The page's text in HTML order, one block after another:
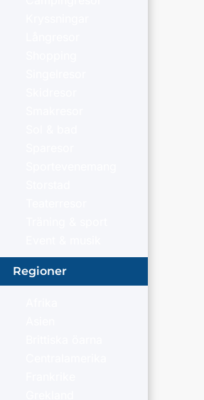
Regioner